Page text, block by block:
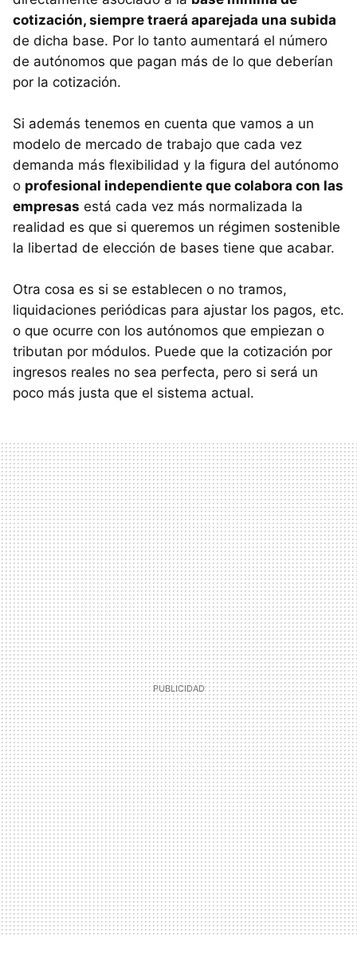
cotización, siempre traerá aparejada una subida
de dicha base. Por lo tanto aumentará el número
de autónomos que pagan más de lo que deberían
por la cotización.
Si además tenemos en cuenta que vamos a un
modelo de mercado de trabajo que cada vez
demanda más flexibilidad y la figura del autónomo
o profesional independiente que colabora con las
empresas está cada vez más normalizada la
realidad es que si queremos un régimen sostenible
la libertad de elección de bases tiene que acabar.
Otra cosa es si se establecen o no tramos,
liquidaciones periódicas para ajustar los pagos, etc.
o que ocurre con los autónomos que empiezan o
tributan por módulos. Puede que la cotización por
ingresos reales no sea perfecta, pero si será un
poco más justa que el sistema actual.